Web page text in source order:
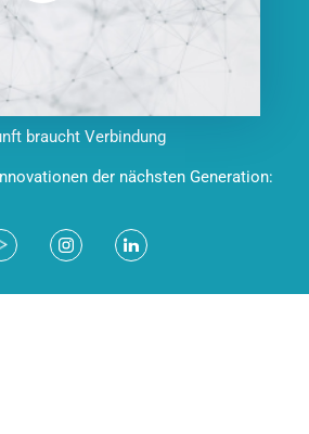
braucht Verbindung
der nächsten Generation: